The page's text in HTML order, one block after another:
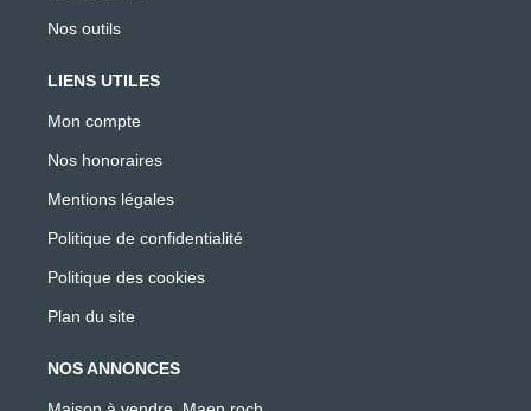
Nos outils
LIENS UTILES
Mon compte
Nos honoraires
Mentions légales
Politique de confidentialité
Politique des cookies
Plan du site
NOS ANNONCES